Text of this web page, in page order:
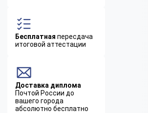
Бесплатная пересдача
итоговой аттестации
Доставка диплома
Почтой России до
вашего города
абсолютно бесплатно